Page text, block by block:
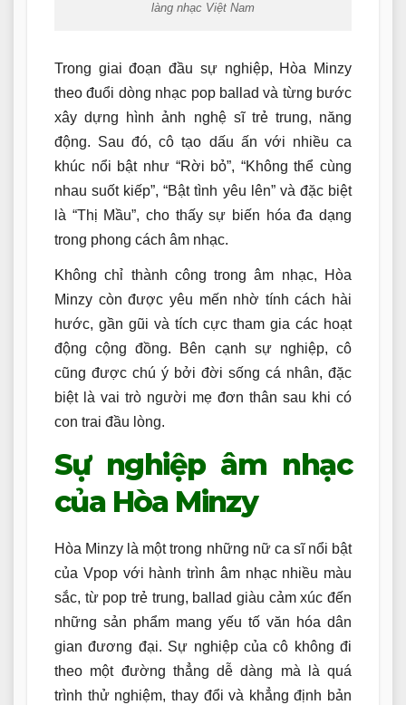
làng nhạc Việt Nam
Trong giai đoạn đầu sự nghiệp, Hòa Minzy
theo đuổi dòng nhạc pop ballad và từng bước
xây dựng hình ảnh nghệ sĩ trẻ trung, năng
động. Sau đó, cô tạo dấu ấn với nhiều ca
khúc nổi bật như “Rời bỏ”, “Không thể cùng
nhau suốt kiếp”, “Bật tình yêu lên” và đặc biệt
là “Thị Mầu”, cho thấy sự biến hóa đa dạng
trong phong cách âm nhạc.
Không chỉ thành công trong âm nhạc, Hòa
Minzy còn được yêu mến nhờ tính cách hài
hước, gần gũi và tích cực tham gia các hoạt
động cộng đồng. Bên cạnh sự nghiệp, cô
cũng được chú ý bởi đời sống cá nhân, đặc
biệt là vai trò người mẹ đơn thân sau khi có
con trai đầu lòng.
Sự nghiệp âm nhạc
của Hòa Minzy
Hòa Minzy là một trong những nữ ca sĩ nổi bật
của Vpop với hành trình âm nhạc nhiều màu
sắc, từ pop trẻ trung, ballad giàu cảm xúc đến
những sản phẩm mang yếu tố văn hóa dân
gian đương đại. Sự nghiệp của cô không đi
theo một đường thẳng dễ dàng mà là quá
trình thử nghiệm, thay đổi và khẳng định bản